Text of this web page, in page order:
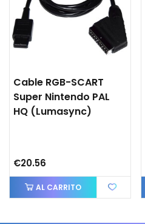
Cable RGB-SCART
Super Nintendo PAL
HQ (lumasync)
€20.56
AL CARRITO